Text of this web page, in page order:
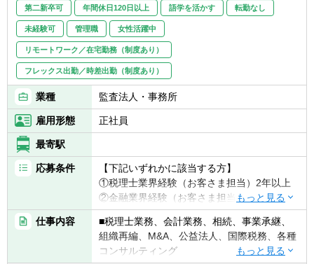
第二新卒可 年間休日120日以上 語学を活かす 転勤なし
未経験可 管理職 女性活躍中
リモートワーク／在宅勤務（制度あり）
フレックス出勤／時差出勤（制度あり）
業種 監査法人・事務所
雇用形態 正社員
最寄駅
応募条件
【下記いずれかに該当する方】
①税理士業界経験（お客さま担当）2年以上
②金融業界経験（お客さま担当）3年以上
③社会人経験（業界等問わず）2年以上 か
つ 税理士科目1科目以上の取得者
④税理士
⑤公認会計士
仕事内容
■税理士業務、会計業務、相続、事業承継、
組織再編、M&A、公益法人、国際税務、各種
コンサルティング